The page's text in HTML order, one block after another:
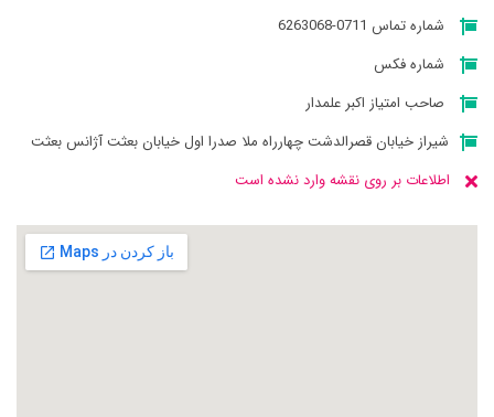
شماره تماس 0711-6263068
شماره فکس
صاحب امتیاز اکبر علمدار
شیراز خیابان قصرالدشت چهارراه ملا صدرا اول خیابان بعثت آژانس بعثت
اطلاعات بر روی نقشه وارد نشده است